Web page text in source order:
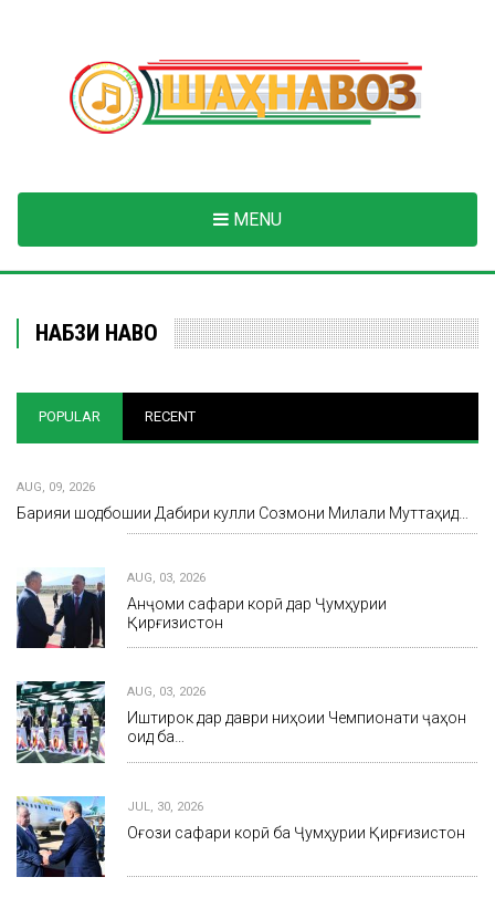
MENU
НАБЗИ НАВО
POPULAR RECENT
AUG, 09, 2026
Барқияи шодбошии Дабири кулли Созмони Милали Муттаҳид…
AUG, 03, 2026
Анҷоми сафари корӣ дар Ҷумҳурии
Қирғизистон
AUG, 03, 2026
Иштирок дар даври ниҳоии Чемпионати ҷаҳон
оид ба…
JUL, 30, 2026
Оғози сафари корӣ ба Ҷумҳурии Қирғизистон